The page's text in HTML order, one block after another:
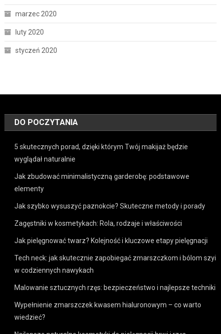
marzec 2020
luty 2020
styczeń 2020
DO POCZYTANIA
5 skutecznych porad, dzięki którym Twój makijaż będzie
wyglądał naturalnie
Jak zbudować minimalistyczną garderobę: podstawowe
elementy
Jak szybko wysuszyć paznokcie? Skuteczne metody i porady
Zagęstniki w kosmetykach: Rola, rodzaje i właściwości
Jak pielęgnować twarz? Kolejność i kluczowe etapy pielęgnacji
Tech neck: jak skutecznie zapobiegać zmarszczkom i bólom szyi
w codziennych nawykach
Malowanie sztucznych rzęs: bezpieczeństwo i najlepsze techniki
Wypełnienie zmarszczek kwasem hialuronowym – co warto
wiedzieć?